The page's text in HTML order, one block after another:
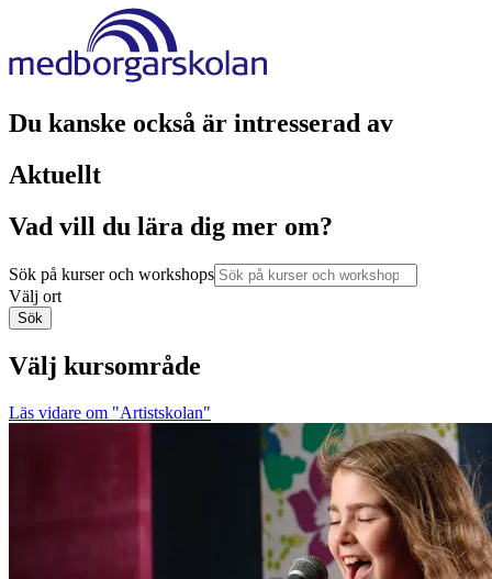
Du kanske också är intresserad av
Aktuellt
Vad vill du lära dig mer om?
Sök på kurser och workshops
Välj ort
Sök
Välj kursområde
Läs vidare om "Artistskolan"